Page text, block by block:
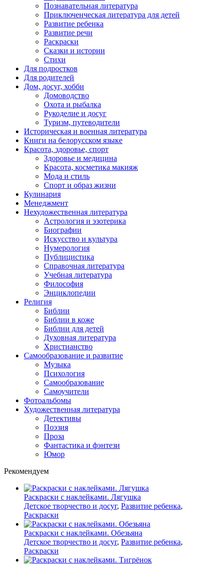
Познавательная литература
Приключенческая литература для детей
Развитие ребенка
Развитие речи
Раскраски
Сказки и истории
Стихи
Для подростков
Для родителей
Дом, досуг, хобби
Домоводство
Охота и рыбалка
Рукоделие и досуг
Туризм, путеводители
Историческая и военная литература
Книги на белорусском языке
Красота, здоровье, спорт
Здоровье и медицина
Красота, косметика макияж
Мода и стиль
Спорт и образ жизни
Кулинария
Менеджмент
Нехудожественная литература
Астрология и эзотерика
Биографии
Искусство и культура
Нумерология
Публицистика
Справочная литература
Учебная литература
Философия
Энциклопедии
Религия
Библии
Библии в коже
Библии для детей
Духовная литература
Христианство
Самообразование и развитие
Музыка
Психология
Самообразование
Самоучители
Фотоальбомы
Художественная литература
Детективы
Поэзия
Проза
Фантастика и фэнтези
Юмор
Рекомендуем
Раскраски с наклейками. Лягушка
Детское творчество и досуг, Развитие ребенка,
Раскраски
Раскраски с наклейками. Обезьяна
Детское творчество и досуг, Развитие ребенка,
Раскраски